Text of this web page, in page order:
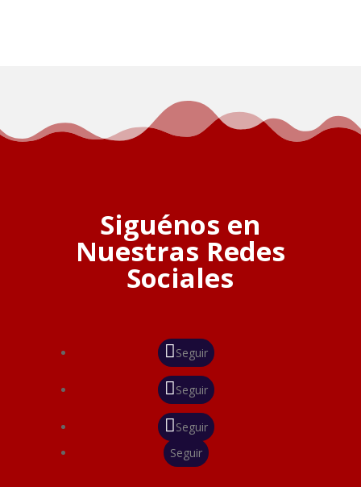
Siguénos en
Nuestras Redes
Sociales
Seguir
Seguir
Seguir
Seguir